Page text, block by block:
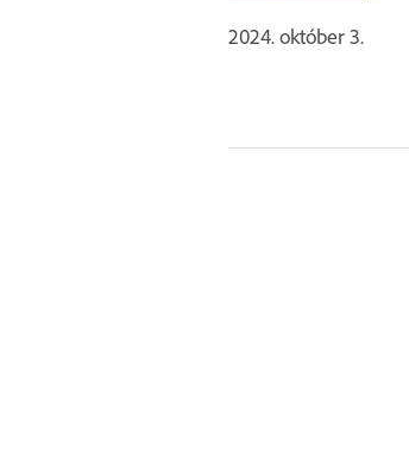
2024. október 3.